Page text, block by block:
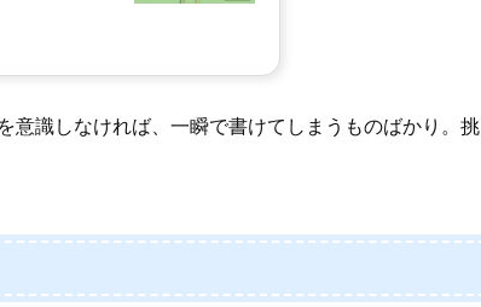
意識しなければ、一瞬で書けてしまうものばかり。挑